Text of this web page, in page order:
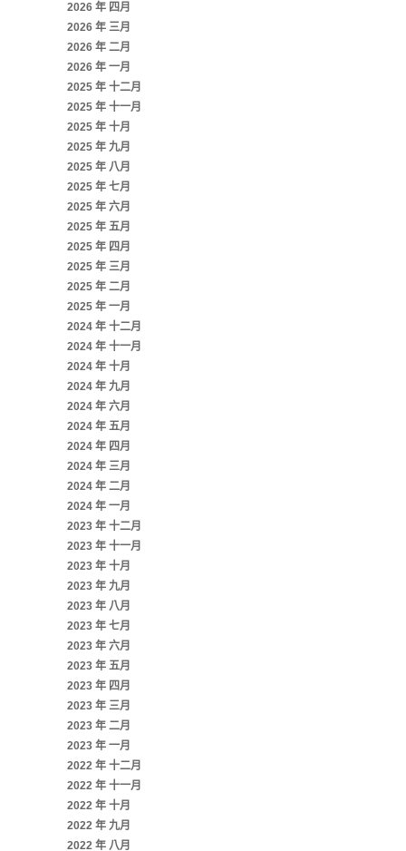
2026 年 四月
2026 年 三月
2026 年 二月
2026 年 一月
2025 年 十二月
2025 年 十一月
2025 年 十月
2025 年 九月
2025 年 八月
2025 年 七月
2025 年 六月
2025 年 五月
2025 年 四月
2025 年 三月
2025 年 二月
2025 年 一月
2024 年 十二月
2024 年 十一月
2024 年 十月
2024 年 九月
2024 年 六月
2024 年 五月
2024 年 四月
2024 年 三月
2024 年 二月
2024 年 一月
2023 年 十二月
2023 年 十一月
2023 年 十月
2023 年 九月
2023 年 八月
2023 年 七月
2023 年 六月
2023 年 五月
2023 年 四月
2023 年 三月
2023 年 二月
2023 年 一月
2022 年 十二月
2022 年 十一月
2022 年 十月
2022 年 九月
2022 年 八月